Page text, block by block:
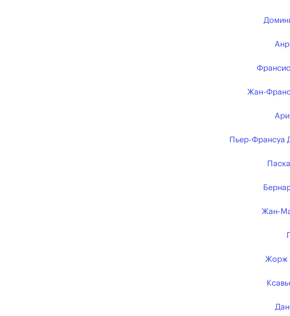
Жан-
Пьер-Франсуа
Жан-
Жорж